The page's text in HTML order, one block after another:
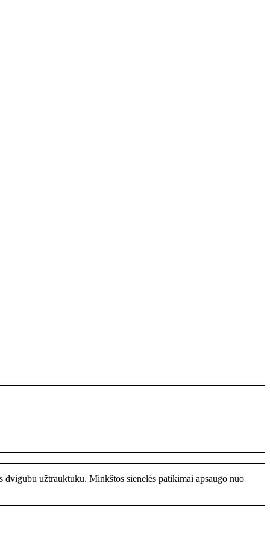
dvigubu užtrauktuku. Minkštos sienelės patikimai apsaugo nuo